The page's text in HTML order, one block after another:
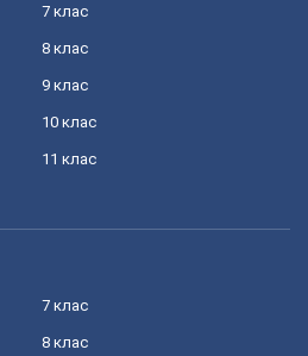
7 клас
8 клас
9 клас
10 клас
11 клас
7 клас
8 клас